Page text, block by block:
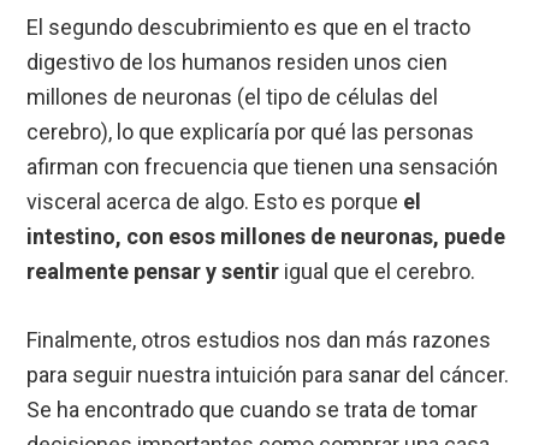
El segundo descubrimiento es que en el tracto
digestivo de los humanos residen unos cien
millones de neuronas (el tipo de células del
cerebro), lo que explicaría por qué las personas
afirman con frecuencia que tienen una sensación
visceral acerca de algo. Esto es porque el
intestino, con esos millones de neuronas, puede
realmente pensar y sentir igual que el cerebro.
Finalmente, otros estudios nos dan más razones
para seguir nuestra intuición para sanar del cáncer.
Se ha encontrado que cuando se trata de tomar